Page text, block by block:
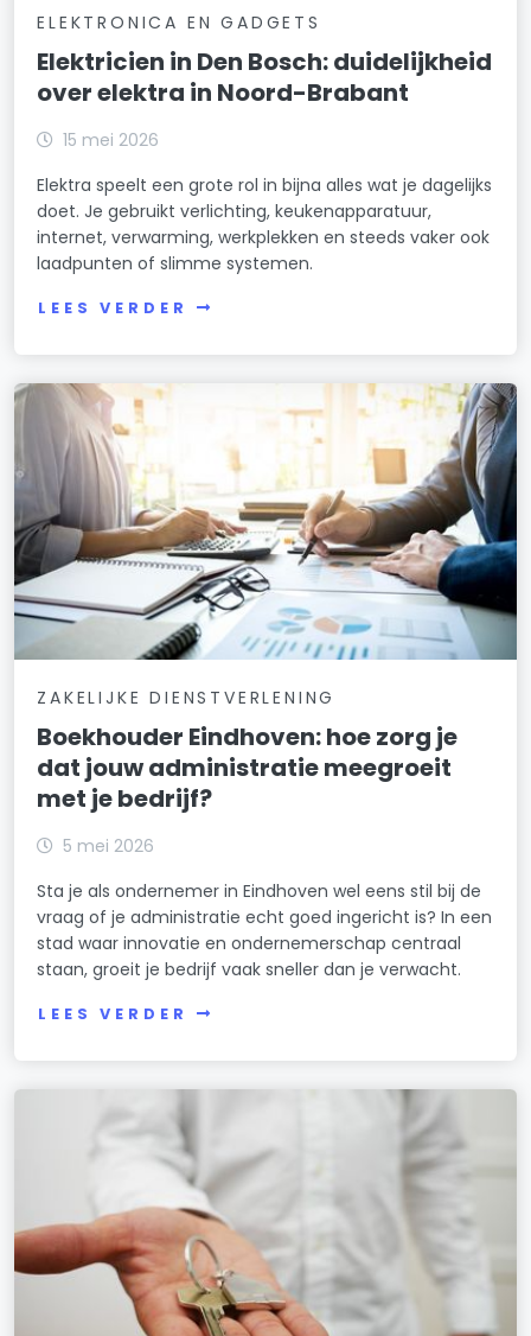
ELEKTRONICA EN GADGETS
Elektricien in Den Bosch: duidelijkheid
over elektra in Noord-Brabant
15 mei 2026
Elektra speelt een grote rol in bijna alles wat je dagelijks
doet. Je gebruikt verlichting, keukenapparatuur,
internet, verwarming, werkplekken en steeds vaker ook
laadpunten of slimme systemen.
LEES VERDER
ZAKELIJKE DIENSTVERLENING
Boekhouder Eindhoven: hoe zorg je
dat jouw administratie meegroeit
met je bedrijf?
5 mei 2026
Sta je als ondernemer in Eindhoven wel eens stil bij de
vraag of je administratie echt goed ingericht is? In een
stad waar innovatie en ondernemerschap centraal
staan, groeit je bedrijf vaak sneller dan je verwacht.
LEES VERDER